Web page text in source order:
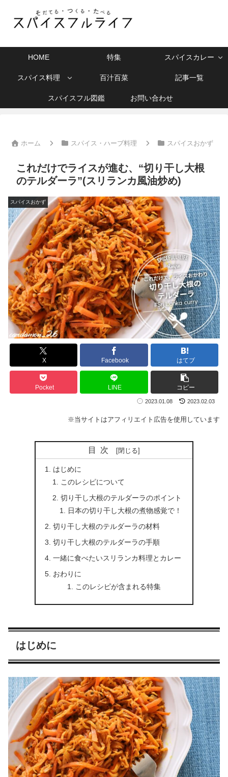
HOME 特集 スパイスカレー
スパイス料理 百汁百菜 記事一覧
スパイスフル図鑑 お問い合わせ
ホーム スパイス・ハーブ料理 スパイスおかず
これだけでライスが進む、“切り干し大根
のテルダーラ”(スリランカ風油炒め)
スパイスおかず
X Facebook はてブ
Pocket LINE コピー
2023.01.08 2023.02.03
※当サイトはアフィリエイト広告を使用しています
目次
はじめに
このレシピについて
切り干し大根のテルダーラのポイント
日本の切り干し大根の煮物感覚で！
切り干し大根のテルダーラの材料
切り干し大根のテルダーラの手順
一緒に食べたいスリランカ料理とカレー
おわりに
このレシピが含まれる特集
はじめに